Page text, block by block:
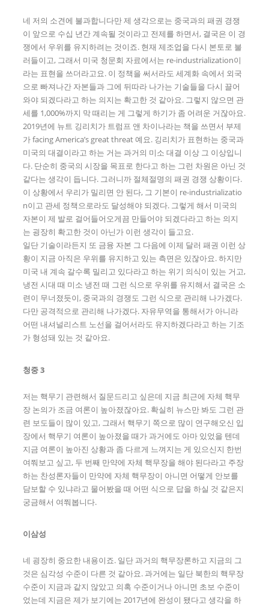
네 저의 소견에 불과합니다만 제 생각으로는 중국과의 패권 경쟁
이 앞으로 수십 년간 계속될 것이라고 전제를 하면서, 결국은 이 경
쟁에서 우위를 유지하려는 것이죠. 현재 제조업을 다시 본토로 불
러들이고, 그래서 미국 청문회 자료에서는 re-industrialization이
라는 표현을 쓰더라고요. 이 정책을 써서라도 세계화 속에서 외국
으로 빠져나간 자본들과 그에 뒤따라 나가는 기술들을 다시 끌어
와야 되겠다라고 하는 의지는 확고한 것 같아요. 그렇지 않으면 관
세를 1,000%까지 막 때리는 게 그렇게 하기가 좀 어려운 거잖아요.
2019년에 뉴트 깅리치가 트럼프 앤 차이나라는 책을 쓰면서 부제
가 facing America’s great threat 예요. 깅리치가 표현하는 중국과
미국의 대결이라고 하는 거는 과거의 미소 대결 이상 그 이상입니
다. 단순히 중국의 시장을 목표로 한다고 하는 그런 차원은 아닌 것
같다는 생각이 듭니다. 그러니까 절체절명의 패권 경쟁 상황이다.
이 상황에서 우리가 밀리면 안 된다, 그 기본이 re-industrializatio
n이고 관세 정책으로라도 달성해야 되겠다. 그렇게 해서 미국의
자본이 제 발로 걸어들어오게끔 만들어야 되겠다라고 하는 의지
는 굉장히 확고한 것이 아닌가 이런 생각이 들고요.
일단 기술이라든지 또 금융 자본 그 다음에 이제 달러 패권 이런 상
황이 지금 아직은 우위를 유지하고 있는 측면은 있잖아요. 하지만
미국 내 계속 갈수록 밀리고 있다라고 하는 위기 의식이 있는 거고,
냉전 시대 때 미소 냉전 때 그런 식으로 우위를 유지해서 결국은 소
련이 무너졌듯이, 중국과의 경쟁도 그런 식으로 관리해 나가겠다.
다만 공격적으로 관리해 나가겠다. 자유무역을 통해서가 아니라
어떤 내셔널리스트 노선을 걸어서라도 유지하겠다라고 하는 기조
가 형성돼 있는 것 같아요.
청중 3
저는 핵무기 관련해서 질문드리고 싶은데 지금 최근에 자체 핵무
장 논의가 조금 여론이 높아졌잖아요. 확실히 뉴스만 봐도 그런 관
련 보도들이 많이 있고, 그래서 핵무기 쪽으로 많이 연구해오신 입
장에서 핵무기 여론이 높아졌을 때가 과거에도 아마 있었을 텐데
지금 여론이 높아진 상황과 좀 다르게 느껴지는 게 있으신지 한번
여쭤보고 싶고, 두 번째 만약에 자체 핵무장을 해야 된다라고 주장
하는 찬성론자들이 만약에 자체 핵무장이 아니면 어떻게 안보를
담보할 수 있냐라고 물어봤을 때 어떤 식으로 답을 하실 것 같은지
궁금해서 여쭤봅니다.
이삼성
네 굉장히 중요한 내용이죠. 일단 과거의 핵무장론하고 지금의 그
것은 심각성 수준이 다른 것 같아요. 과거에는 일단 북한의 핵무장
수준이 지금과 같지 않았고 의혹 수준이거나 아니면 초보 수준이
었는데 지금은 제가 보기에는 2017년에 완성이 됐다고 생각을 하